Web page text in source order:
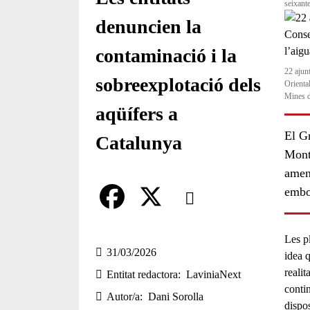
denuncien la
contaminació i la
sobreexplotació dels
aqüífers a
Catalunya
Comparteix
a
c
e
31/03/2026
Entitat redactora
LaviniaNext
Autor/a
Dani Sorolla
22
Mines
El
Les
idea